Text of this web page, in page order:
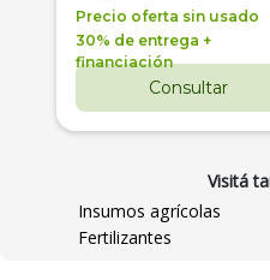
Precio oferta sin usado
30% de entrega +
financiación
Consultar
Visitá
Insumos agrícolas
Fertilizantes